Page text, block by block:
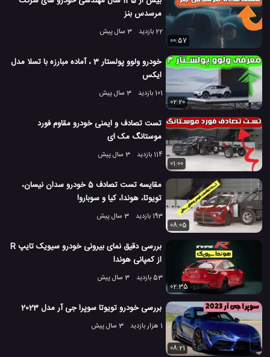
مرسدس بنز
22 بازدید
3 سال پیش
00:57
خودرو ولوو پولستار 3 ، آماده مبارزه با تسلا مدل
ایکس
101 بازدید
3 سال پیش
02:20
تست تصادف و ایمنی خودرو مقاوم فورد
موستانگ مک ای
114 بازدید
3 سال پیش
01:00
مقایسه تست تصادف 5 خودرو سدان نیسان،
تویوتا، هوندا، کیا و سوبارو!
193 بازدید
3 سال پیش
08:05
بررسی دقیق نمای بیرونی خودرو سیویک تایپ R
از کمپانی هوندا
53 بازدید
3 سال پیش
02:35
بررسی خودرو تویوتا سوپرا جی آر مدل 2023
1 هزار بازدید 3 سال پیش
08:21